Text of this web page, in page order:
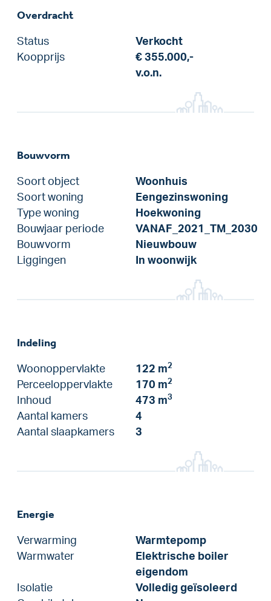
Overdracht
Status
Verkocht
Koopprijs
€ 355.000,-
v.o.n.
Bouwvorm
Soort object
Woonhuis
Soort woning
Eengezinswoning
Type woning
Hoekwoning
Bouwjaar periode
VANAF_2021_TM_2030
Bouwvorm
Nieuwbouw
Liggingen
In woonwijk
Indeling
Woonoppervlakte 122 m2
Perceeloppervlakte 170 m2
Inhoud 473 m3
Aantal kamers
4
Aantal slaapkamers
3
Energie
Verwarming
Warmtepomp
Warmwater
Elektrische boiler
eigendom
Isolatie
Volledig geïsoleerd